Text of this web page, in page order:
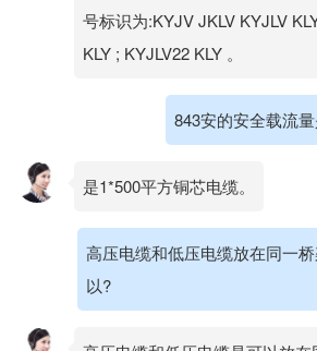
号标识为:KYJV JKLV KYJLV
KLY ; KYJLV22 KLY 。
843安的安全载流
是1*500平方铜芯电缆。
高压电缆和低压电缆放在同一
以?